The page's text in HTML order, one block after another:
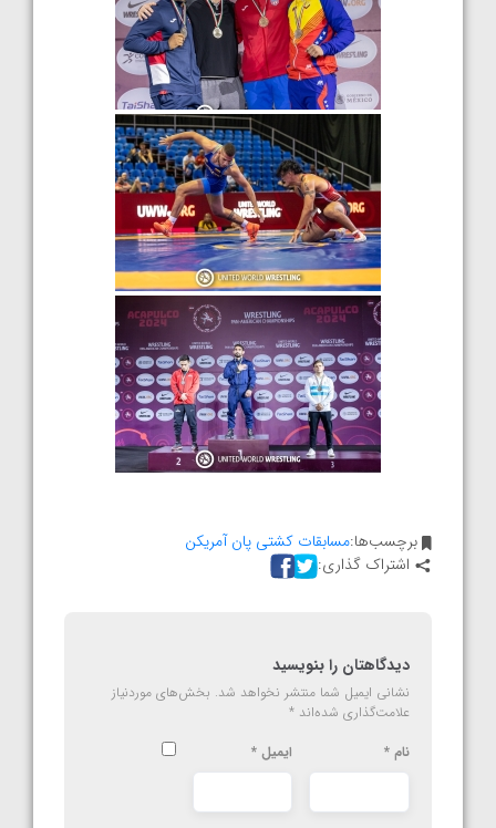
برچسب‌ها:مسابقات کشتی پان آمریکن
اشتراک گذاری:
دیدگاهتان را بنویسید
نشانی ایمیل شما منتشر نخواهد شد. بخش‌های موردنیاز
علامت‌گذاری شده‌اند *
نام * ایمیل *